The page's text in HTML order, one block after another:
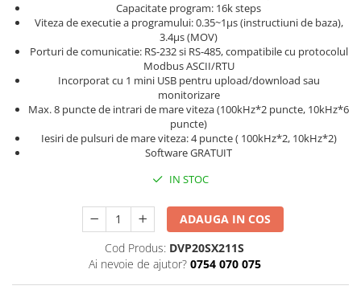
Sisteme servo ( Servo-Drivere si
Comunicare Si Masurare
Encodere
Power meter
Regulatoare de temperatura si
Controler PID avansat - Blue Line
Counter Timer Tahometru
Capacitate program: 16k steps
Viteza de executie a programului: 0.35~1µs (instructiuni de baza),
3.4µs (MOV)
Porturi de comunicatie: RS-232 si RS-485, compatibile cu protocolul
Modbus ASCII/RTU
Incorporat cu 1 mini USB pentru upload/download sau
monitorizare
Max. 8 puncte de intrari de mare viteza (100kHz*2 puncte, 10kHz*6
puncte)
Iesiri de pulsuri de mare viteza: 4 puncte ( 100kHz*2, 10kHz*2)
Software GRATUIT
IN STOC
ADAUGA IN COS
Cod Produs: DVP20SX211S
Ai nevoie de ajutor? 0754 070 075